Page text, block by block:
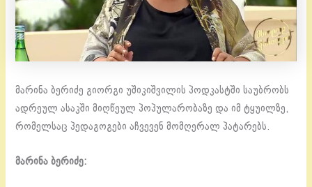
მარინა ბერიძე გიორგი უშიკიშვილის პოდკასტში საუბრობს
ადრეულ ასაკში მიღწეულ პოპულარობაზე და იმ ტყუილზე,
რომელსაც პედაგოგები აჩვევენ მომღერალ პატარებს.
მარინა ბერიძე: